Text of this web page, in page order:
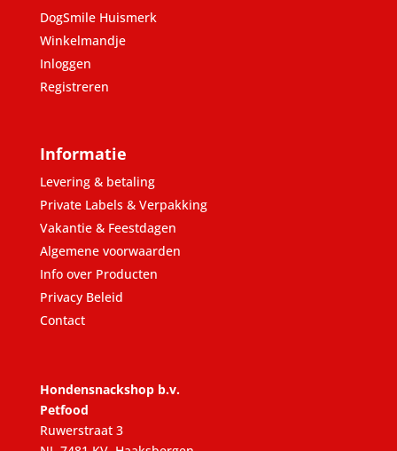
DogSmile Huismerk
Winkelmandje
Inloggen
Registreren
Informatie
Levering & betaling
Private Labels & Verpakking
Vakantie & Feestdagen
Algemene voorwaarden
Info over Producten
Privacy Beleid
Contact
Hondensnackshop b.v.
Petfood
Ruwerstraat 3